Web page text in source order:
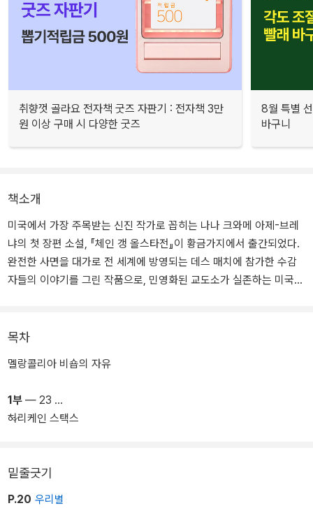
취향껏 골라요 전자책 굿즈 자판기 : 전자책 3만
원 이상 구매 시 다양한 굿즈
8월 특별
바구니
책소개
미국에서 가장 주목받는 신진 작가로 꼽히는 나나 크와메 아제-브레
냐의 첫 장편 소설, 『체인 갱 올스타전』이 황금가지에서 출간되었다.
완전한 사면을 대가로 전 세계에 방영되는 데스 매치에 참가한 수감
자들의 이야기를 그린 작품으로, 민영화된 교도소가 실존하는 미국의
스트)”는 평가를 받으며 《뉴욕 타임스》, 《워싱턴 포스트》를 비롯해 2
제나 북클럽 소설로도 선정되며 상업적으로도 큰 주목을 받았다.
능한 방식으로 미국 형벌 시스템의 비인간성을 조명하며, 인종과 젠
더, 오락성과 도덕성이 복잡하게 교차하는 지점을 드러냈다”는 평을
목차
멜랑콜리아 비숍의 자유
1부 — 23
허리케인 스택스
밑줄긋기
P.20 우리별